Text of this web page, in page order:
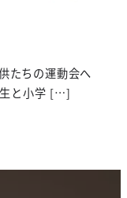
たちの運動会へ
生と小学 […]